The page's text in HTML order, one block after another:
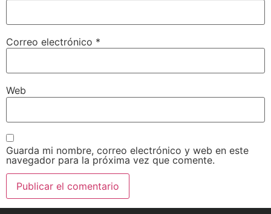
Correo electrónico *
Web
Guarda mi nombre, correo electrónico y web en este
navegador para la próxima vez que comente.